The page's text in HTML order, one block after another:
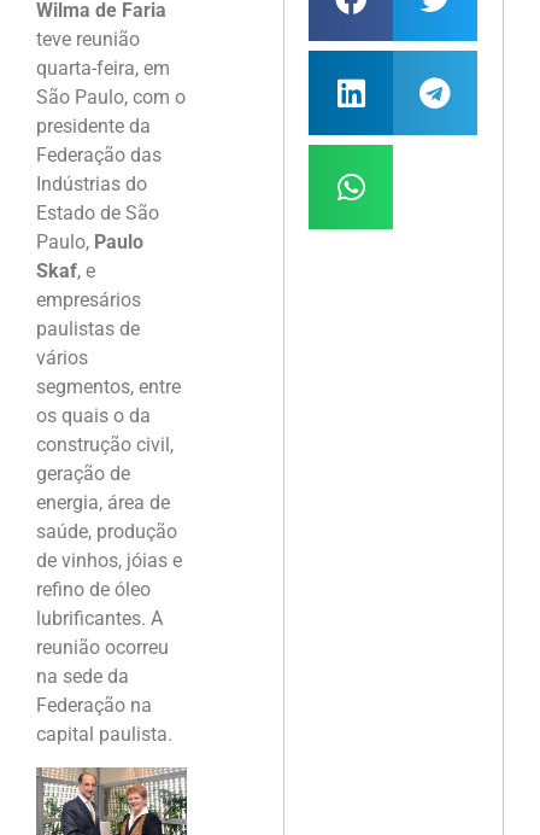
Wilma de Faria
teve reunião
quarta-feira, em
São Paulo, com o
presidente da
Federação das
Indústrias do
Estado de São
Paulo, Paulo
Skaf, e
empresários
paulistas de
vários
segmentos, entre
os quais o da
construção civil,
geração de
energia, área de
saúde, produção
de vinhos, jóias e
refino de óleo
lubrificantes. A
reunião ocorreu
na sede da
Federação na
capital paulista.